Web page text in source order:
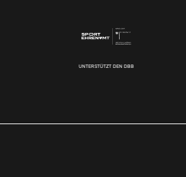
UNTERSTÜTZT DEN DBB